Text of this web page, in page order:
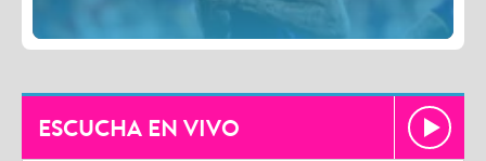
ESCUCHA EN VIVO